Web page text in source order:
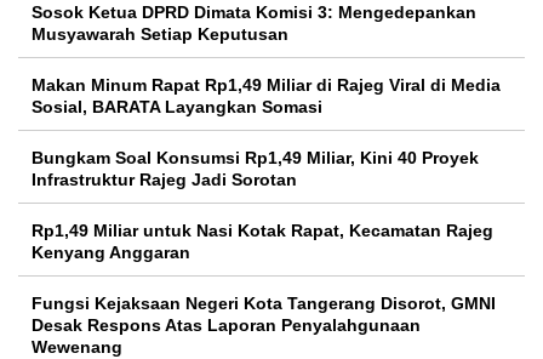
Sosok Ketua DPRD Dimata Komisi 3: Mengedepankan
Musyawarah Setiap Keputusan
Makan Minum Rapat Rp1,49 Miliar di Rajeg Viral di Media
Sosial, BARATA Layangkan Somasi
Bungkam Soal Konsumsi Rp1,49 Miliar, Kini 40 Proyek
Infrastruktur Rajeg Jadi Sorotan
Rp1,49 Miliar untuk Nasi Kotak Rapat, Kecamatan Rajeg
Kenyang Anggaran
Fungsi Kejaksaan Negeri Kota Tangerang Disorot, GMNI
Desak Respons Atas Laporan Penyalahgunaan
Wewenang